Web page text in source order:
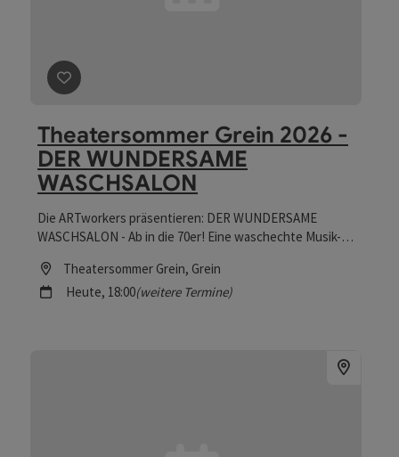
musikarchiv@stiftwilhering.at, 07226/2311/51
Beitrag merken
Theatersommer Grein 2026 -
DER WUNDERSAME
WASCHSALON
Die ARTworkers präsentieren: DER WUNDERSAME
WASCHSALON - Ab in die 70er! Eine waschechte Musik-
Location
Theatersommer Grein, Grein
Nächster Termin
Heute, 18:00(weitere Termine)